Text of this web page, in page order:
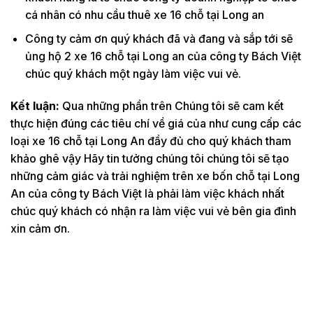
cá nhân có nhu cầu thuê xe 16 chỗ tại Long an
Công ty cảm ơn quý khách đã và đang và sắp tới sẽ
ủng hộ 2 xe 16 chỗ tại Long an của công ty Bách Việt
chúc quý khách một ngày làm việc vui vẻ.
Kết luận: Qua những phần trên Chúng tôi sẽ cam kết
thực hiện đúng các tiêu chí về giá của như cung cấp các
loại xe 16 chỗ tại Long An đầy đủ cho quý khách tham
khảo ghê vậy Hãy tin tưởng chúng tôi chúng tôi sẽ tạo
những cảm giác và trải nghiệm trên xe bốn chỗ tại Long
An của công ty Bách Việt là phải làm việc khách nhất
chúc quý khách có nhận ra làm việc vui vẻ bên gia đình
xin cảm ơn.